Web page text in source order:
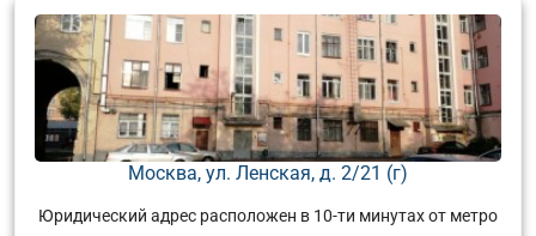
Москва, ул. Ленская, д. 2/21 (г)
Юридический адрес расположен в 10-ти минутах от метро